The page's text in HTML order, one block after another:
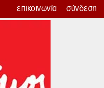
επικοινωνία σύνδεση